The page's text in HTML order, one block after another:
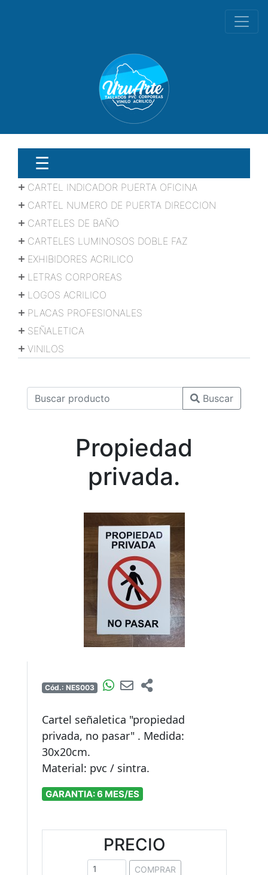
☰
CARTEL INDICADOR PUERTA OFICINA
CARTEL NUMERO DE PUERTA DIRECCION
CARTELES DE BAÑO
CARTELES LUMINOSOS DOBLE FAZ
EXHIBIDORES ACRILICO
LETRAS CORPOREAS
LOGOS ACRILICO
PLACAS PROFESIONALES
SEÑALETICA
VINILOS
Buscar
Propiedad
privada.
Cód.: NES003
Cartel señaletica "propiedad
privada, no pasar" . Medida:
30x20cm.
GARANTIA: 6 MES/ES
PRECIO
COMPRAR